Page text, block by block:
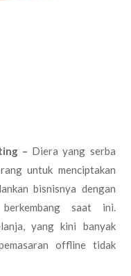
– Diera yang serba
untuk menciptakan
bisnisnya dengan
saat ini.
yang kini banyak
offline tidak